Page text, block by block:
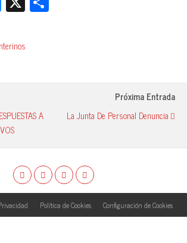
ue
sk
y
rti
A
Próxima Entrada
La Junta De Personal Denuncia
Política de Cookies Configuración de Cookies